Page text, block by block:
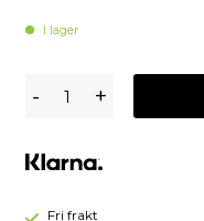
I lager
Heavy
Spike
Guld
- +
Fri frakt